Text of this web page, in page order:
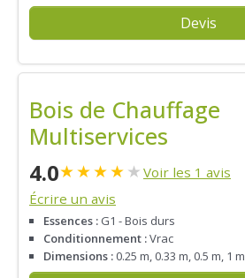
Devis
Bois de Chauffage
Multiservices
4.0★★★★★ Voir les 1 avis
Écrire un avis
Essences : G1 - Bois durs
Conditionnement :Vrac
Dimensions : 0.25 m, 0.33 m, 0.5 m, 1 m